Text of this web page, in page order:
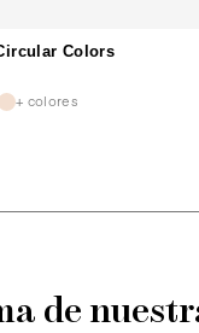
Colors
+ colores
de